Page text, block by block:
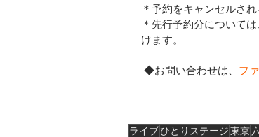
＊予約をキャンセルさ
＊先行予約分について
けます。
◆お問い合わせは、 フ
ライブひとりステージ東京